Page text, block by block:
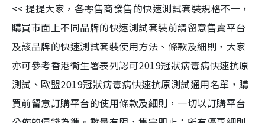
<< 提提大家，各零售商發售的快速測試套裝規格不一，
購買市面上不同品牌的快速測試套裝前請留意售賣平台
及該品牌的快速測試套裝使用方法、條款及細則，大家
亦可參考香港衞生署表列認可2019冠狀病毒病快速抗原
測試、歐盟2019冠狀病毒病快速抗原測試通用名單，購
買前留意訂購平台的使用條款及細則，一切以訂購平台